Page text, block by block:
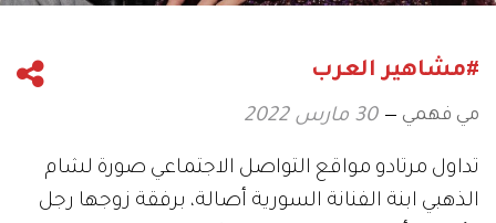
#مشاهير العرب
مي فهمي 30 مارس 2022
تداول مرتادو مواقع التواصل الاجتماعي صورة لشام
الذهبي​ ابنة الفنانة السورية ​أصالة​، برفقة زوجها رجل